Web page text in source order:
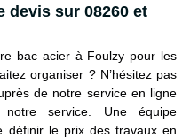
devis sur 08260 et
bac acier à Foulzy pour les
organiser ? N’hésitez pas
de notre service en ligne
service. Une équipe
définir le prix des travaux en